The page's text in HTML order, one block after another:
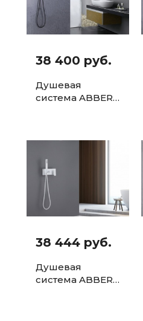
38 400 руб.
Душевая
система ABBER
38 444 руб.
Душевая
система ABBER